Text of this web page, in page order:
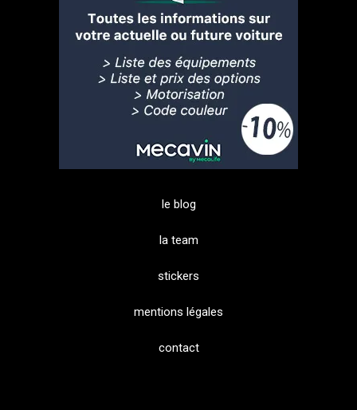
le blog
la team
stickers
mentions légales
contact